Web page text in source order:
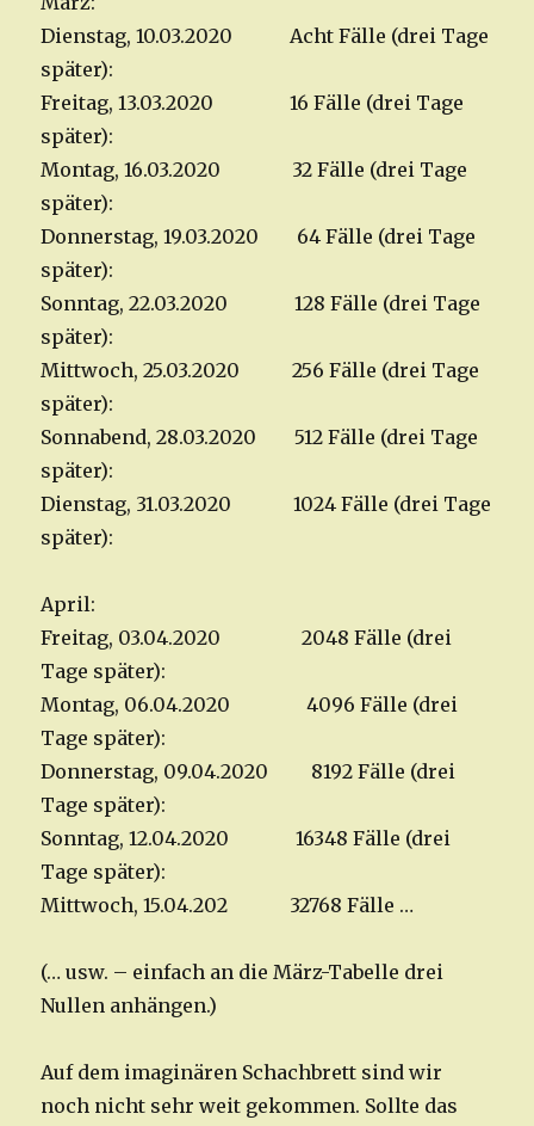
Dienstag, 10.03.2020 Acht Fälle (drei Tage
später):
Freitag, 13.03.2020 16 Fälle (drei Tage
später):
Montag, 16.03.2020 32 Fälle (drei Tage
später):
Donnerstag, 19.03.2020 64 Fälle (drei Tage
später):
Sonntag, 22.03.2020 128 Fälle (drei Tage
später):
Mittwoch, 25.03.2020 256 Fälle (drei Tage
später):
Sonnabend, 28.03.2020 512 Fälle (drei Tage
später):
Dienstag, 31.03.2020 1024 Fälle (drei Tage
später):
April:
Freitag, 03.04.2020 2048 Fälle (drei
Tage später):
Montag, 06.04.2020 4096 Fälle (drei
Tage später):
Donnerstag, 09.04.2020 8192 Fälle (drei
Tage später):
Sonntag, 12.04.2020 16348 Fälle (drei
Tage später):
Mittwoch, 15.04.202 32768 Fälle …
(… usw. – einfach an die März-Tabelle drei
Nullen anhängen.)
Auf dem imaginären Schachbrett sind wir
noch nicht sehr weit gekommen. Sollte das